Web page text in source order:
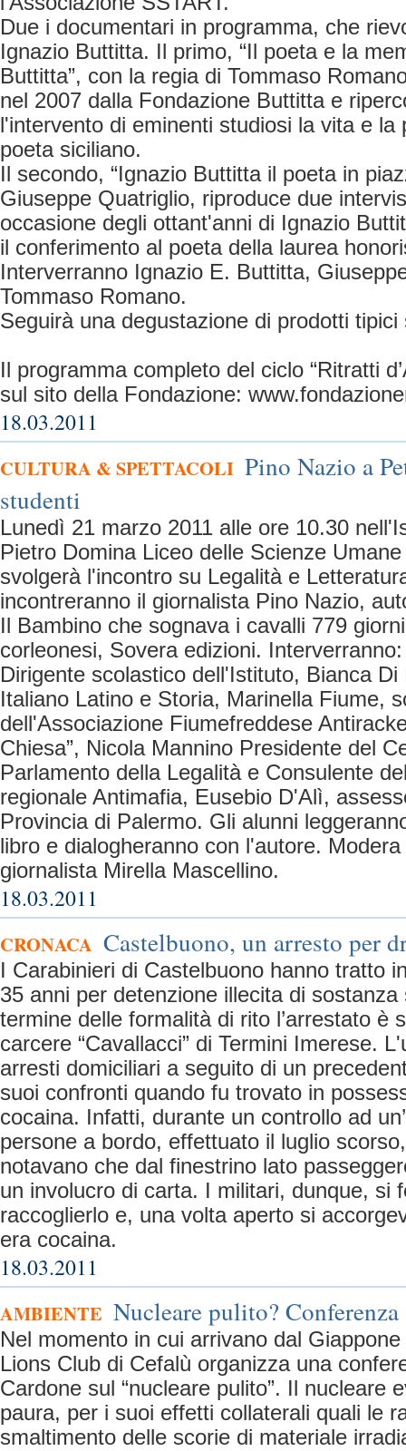
Due i documentari in programma, che
Ignazio Buttitta. Il primo, “Il poeta e la
Buttitta”, con la regia di Tommaso
nel 2007 dalla Fondazione Buttitta e
l'intervento di eminenti studiosi la vita e la
poeta siciliano.
Il secondo, “Ignazio Buttitta il poeta in
Giuseppe Quatriglio, riproduce due
occasione degli ottant'anni di Ignazio
il conferimento al poeta della laurea
Interverranno Ignazio E. Buttitta,
Tommaso Romano.
Seguirà una degustazione di prodotti tipici
Il programma completo del ciclo “Ritratti
sul sito della Fondazione:
18.03.2011
CULTURA & SPETTACOLI Pino Nazio a
studenti
Lunedì 21 marzo 2011 alle ore 10.30
Pietro Domina Liceo delle Scienze
svolgerà l'incontro su Legalità e
incontreranno il giornalista Pino Nazio,
Il Bambino che sognava i cavalli 779
corleonesi, Sovera edizioni.
Dirigente scolastico dell'Istituto, Bianca
Italiano Latino e Storia, Marinella Fiume,
dell'Associazione Fiumefreddese
Chiesa”, Nicola Mannino Presidente del
Parlamento della Legalità e Consulente
regionale Antimafia, Eusebio D'Alì,
Provincia di Palermo. Gli alunni
libro e dialogheranno con l'autore.
giornalista Mirella Mascellino.
18.03.2011
CRONACA Castelbuono, un arresto per
I Carabinieri di Castelbuono hanno tratto
35 anni per detenzione illecita di
termine delle formalità di rito l’arrestato è
carcere “Cavallacci” di Termini Imerese.
arresti domiciliari a seguito di un
suoi confronti quando fu trovato in
cocaina. Infatti, durante un controllo ad
persone a bordo, effettuato il luglio
notavano che dal finestrino lato
un involucro di carta. I militari, dunque, si
raccoglierlo e, una volta aperto si
era cocaina.
18.03.2011
AMBIENTE Nucleare pulito? Conferenza
Nel momento in cui arrivano dal
Lions Club di Cefalù organizza una
Cardone sul “nucleare pulito”. Il nucleare
paura, per i suoi effetti collaterali quali le
smaltimento delle scorie di materiale